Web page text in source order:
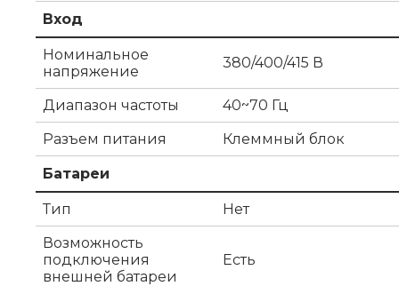
Вход
Номинальное
напряжение
380/400/415 В
Диапазон частоты
40~70 Гц
Разъем питания
Клеммный блок
Батареи
Тип
Нет
Возможность
подключения
внешней батареи
Есть